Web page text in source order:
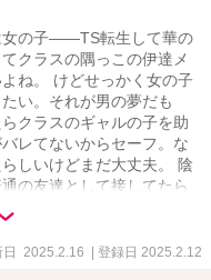
女の子――TS転生して華の
クラスの隅っこの伊達メ
ね。 けどせっかく女の子
い。それが男の夢だも
クラスのギャルの子を助
レてないからセーフ。な
しいけどまだ大丈夫。 陰
の友達として接してたら
距離感バグる子って居る
学年の清楚系高嶺の花さ
。放課後の姿で助けるこ
日 2025.2.16 | 登録日 2025.2.12